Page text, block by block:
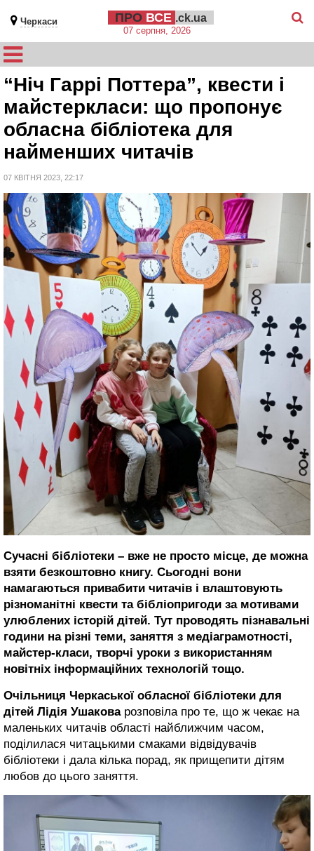
Черкаси ПРО ВСЕ .ck.ua
07 серпня, 2026
“Ніч Гаррі Поттера”, квести і
майстеркласи: що пропонує
обласна бібліотека для
найменших читачів
07 КВІТНЯ 2023, 22:17
Сучасні бібліотеки – вже не просто місце, де можна
взяти безкоштовно книгу. Сьогодні вони
намагаються привабити читачів і влаштовують
різноманітні квести та бібліопригоди за мотивами
улюблених історій дітей. Тут проводять пізнавальні
години на різні теми, заняття з медіаграмотності,
майстер-класи, творчі уроки з використанням
новітніх інформаційних технологій тощо.
Очільниця Черкаської обласної бібліотеки для
дітей Лідія Ушаковарозповіла про те, що ж чекає на
маленьких читачів області найближчим часом,
поділилася читацькими смаками відвідувачів
бібліотеки і дала кілька порад, як прищепити дітям
любов до цього заняття.